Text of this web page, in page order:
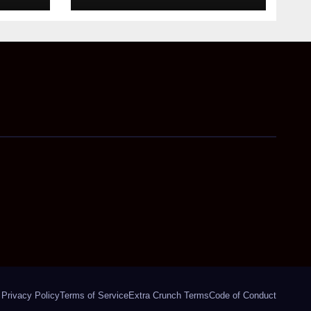
पालन
Privacy PolicyTerms of ServiceExtra Crunch TermsCode of Conduct